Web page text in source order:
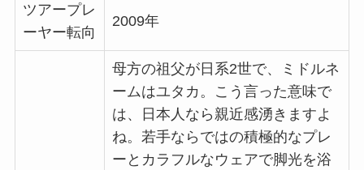
ツアープレ
ーヤー転向
2009年
母方の祖父が日系2世で、ミドルネ
ームはユタカ。こう言った意味で
は、日本人なら親近感湧きますよ
ね。若手ならではの積極的なプレ
ーとカラフルなウェアで脚光を浴